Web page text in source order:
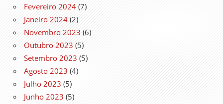
Fevereiro 2024 (7)
Janeiro 2024 (2)
Novembro 2023 (6)
Outubro 2023 (5)
Setembro 2023 (5)
Agosto 2023 (4)
Julho 2023 (5)
Junho 2023 (5)